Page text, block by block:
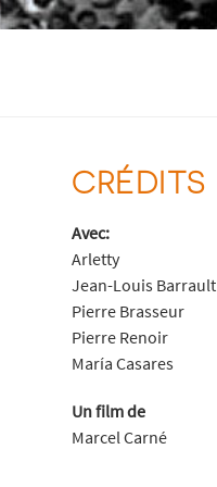
CRÉDITS
Avec:
Arletty
Jean-Louis Barrault
Pierre Brasseur
Pierre Renoir
María Casares
Un film de
Marcel Carné